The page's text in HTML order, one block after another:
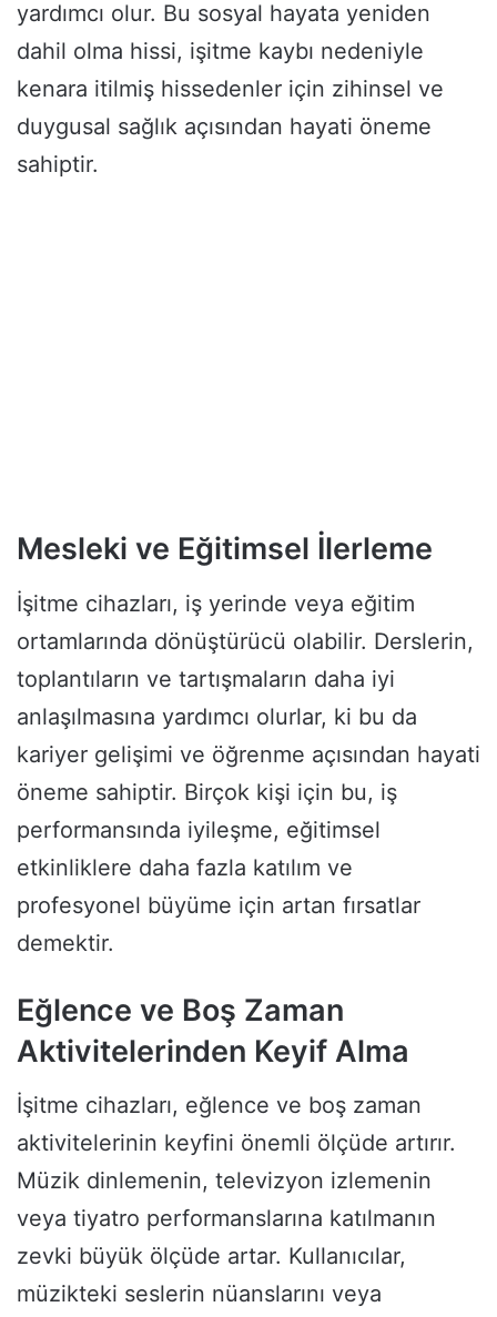
yardımcı olur. Bu sosyal hayata yeniden
dahil olma hissi, işitme kaybı nedeniyle
kenara itilmiş hissedenler için zihinsel ve
duygusal sağlık açısından hayati öneme
sahiptir.
Mesleki ve Eğitimsel İlerleme
İşitme cihazları, iş yerinde veya eğitim
ortamlarında dönüştürücü olabilir. Derslerin,
toplantıların ve tartışmaların daha iyi
anlaşılmasına yardımcı olurlar, ki bu da
kariyer gelişimi ve öğrenme açısından hayati
öneme sahiptir. Birçok kişi için bu, iş
performansında iyileşme, eğitimsel
etkinliklere daha fazla katılım ve
profesyonel büyüme için artan fırsatlar
demektir.
Eğlence ve Boş Zaman
Aktivitelerinden Keyif Alma
İşitme cihazları, eğlence ve boş zaman
aktivitelerinin keyfini önemli ölçüde artırır.
Müzik dinlemenin, televizyon izlemenin
veya tiyatro performanslarına katılmanın
zevki büyük ölçüde artar. Kullanıcılar,
müzikteki seslerin nüanslarını veya